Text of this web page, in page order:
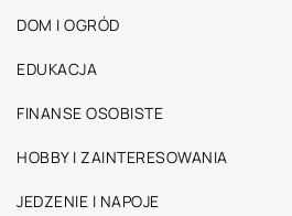
DOM I OGRÓD
EDUKACJA
FINANSE OSOBISTE
HOBBY I ZAINTERESOWANIA
JEDZENIE I NAPOJE